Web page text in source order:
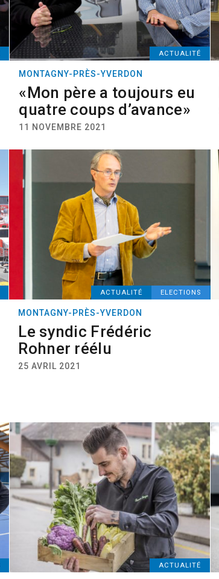
ACTUALITÉ
MONTAGNY-PRÈS-YVERDON
«Mon père a toujours eu
quatre coups d’avance»
11 NOVEMBRE 2021
ACTUALITÉ ELECTIONS
MONTAGNY-PRÈS-YVERDON
Le syndic Frédéric
Rohner réélu
25 AVRIL 2021
ACTUALITÉ